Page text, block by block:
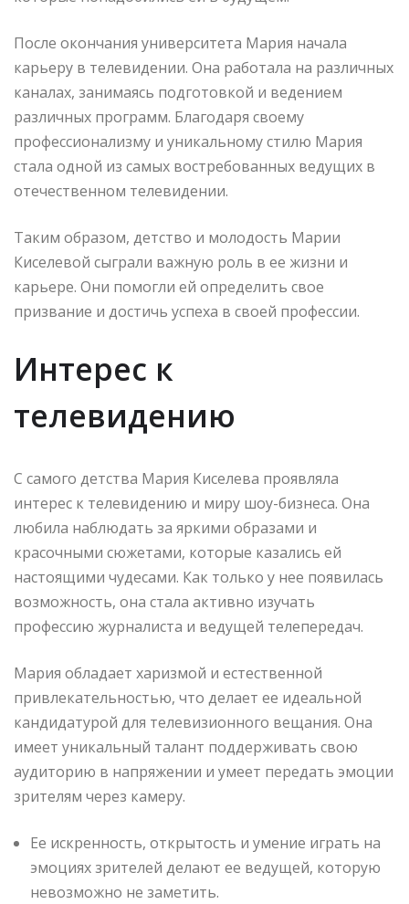
После окончания университета Мария начала
карьеру в телевидении. Она работала на различных
каналах, занимаясь подготовкой и ведением
различных программ. Благодаря своему
профессионализму и уникальному стилю Мария
стала одной из самых востребованных ведущих в
отечественном телевидении.
Таким образом, детство и молодость Марии
Киселевой сыграли важную роль в ее жизни и
карьере. Они помогли ей определить свое
призвание и достичь успеха в своей профессии.
Интерес к
телевидению
С самого детства Мария Киселева проявляла
интерес к телевидению и миру шоу-бизнеса. Она
любила наблюдать за яркими образами и
красочными сюжетами, которые казались ей
настоящими чудесами. Как только у нее появилась
возможность, она стала активно изучать
профессию журналиста и ведущей телепередач.
Мария обладает харизмой и естественной
привлекательностью, что делает ее идеальной
кандидатурой для телевизионного вещания. Она
имеет уникальный талант поддерживать свою
аудиторию в напряжении и умеет передать эмоции
зрителям через камеру.
Ее искренность, открытость и умение играть на
эмоциях зрителей делают ее ведущей, которую
невозможно не заметить.